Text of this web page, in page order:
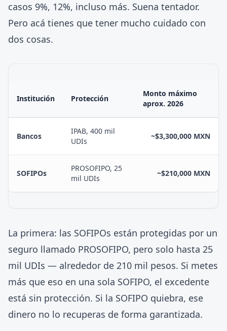
casos 9%, 12%, incluso más. Suena tentador.
Pero acá tienes que tener mucho cuidado con
dos cosas.
Institución Protección
Monto máximo
aprox. 2026
Bancos
IPAB, 400 mil
UDIs
~$3,300,000 MXN
SOFIPOs
PROSOFIPO, 25
mil UDIs
~$210,000 MXN
La primera: las SOFIPOs están protegidas por un
seguro llamado PROSOFIPO, pero solo hasta 25
mil UDIs — alrededor de 210 mil pesos. Si metes
más que eso en una sola SOFIPO, el excedente
está sin protección. Si la SOFIPO quiebra, ese
dinero no lo recuperas de forma garantizada.